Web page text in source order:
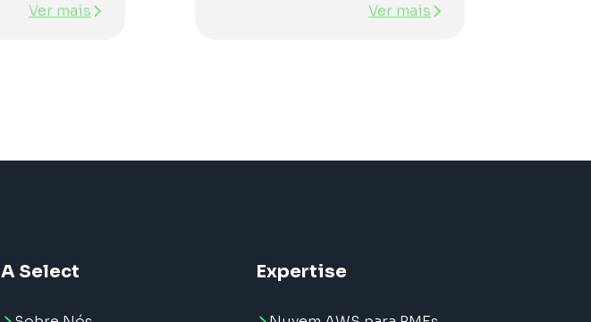
Ver mais Ver mais
A Select Expertise